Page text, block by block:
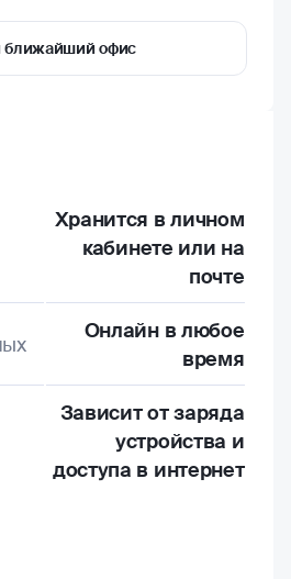
ближайший офис
Хранится в личном
кабинете или на
почте
Онлайн в любое
время
Зависит от заряда
устройства и
доступа в интернет